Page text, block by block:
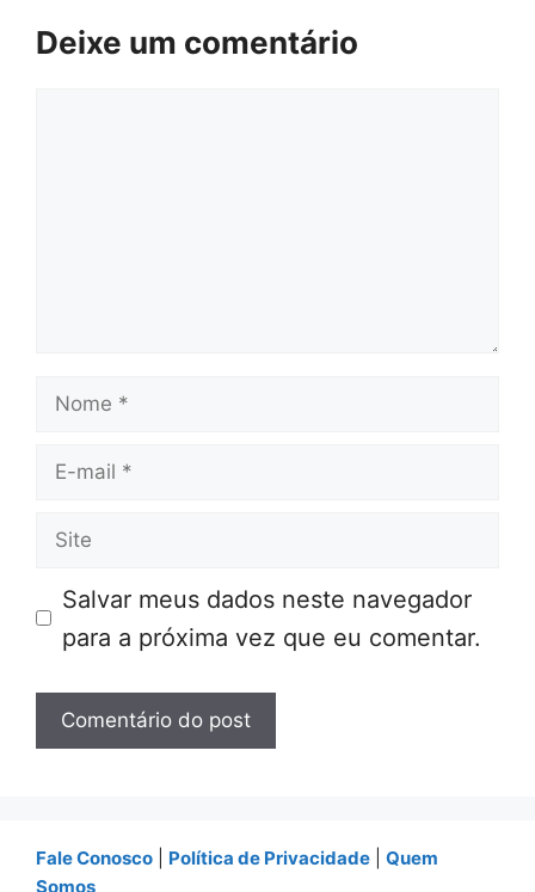
Deixe um comentário
Nome
E-
Site
Salvar meus dados neste navegador
para a próxima vez que eu comentar.
Fale Conosco Política de Privacidade
Quem
Somos